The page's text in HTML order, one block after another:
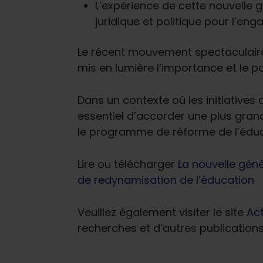
L’expérience de cette
juridique et politique pour
Le récent mouvement
mis en lumière l’importance et le
Dans un contexte où les initiatives
essentiel d’accorder une plus
le programme de réforme de
Lire ou télécharger La nouvelle
de redynamisation de l’éducation
Veuillez également visiter le site
recherches et d’autres publications